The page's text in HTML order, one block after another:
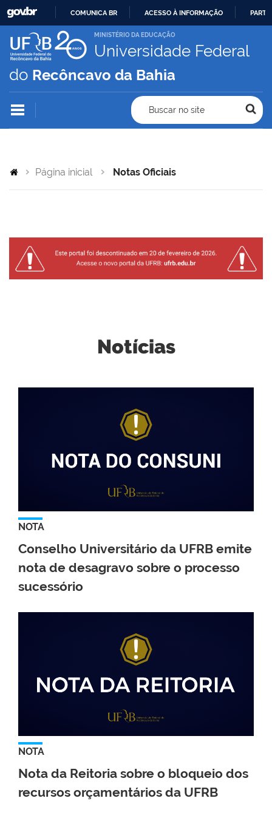
IR
PARA
CONTEÚDO
COMUNICA BR ACESSO À INFORMAÇÃO
MINISTÉRIO DA EDUCAÇÃO
Universidade Federal
do Recôncavo da Bahia
Buscar no site
Página inicial Notas Oficiais
Notícias
NOTA
Conselho Universitário da UFRB emite
nota de desagravo sobre o processo
sucessório
NOTA
Nota da Reitoria sobre o bloqueio dos
recursos orçamentários da UFRB